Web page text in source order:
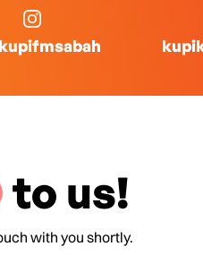
to us!
with you shortly.